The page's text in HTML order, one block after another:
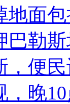
地面
巴勒
，便
，晚